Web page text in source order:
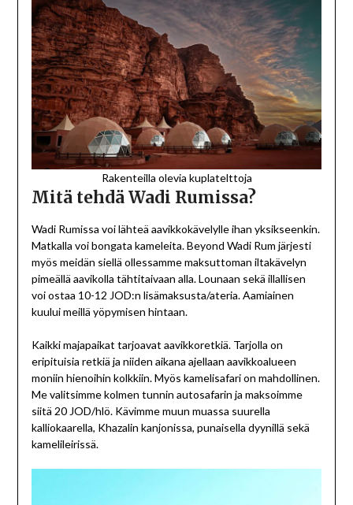
Rakenteilla olevia kuplatelttoja
Mitä tehdä Wadi Rumissa?
Wadi Rumissa voi lähteä aavikkokävelylle ihan yksikseenkin.
Matkalla voi bongata kameleita. Beyond Wadi Rum järjesti
myös meidän siellä ollessamme maksuttoman iltakävelyn
pimeällä aavikolla tähtitaivaan alla. Lounaan sekä illallisen
voi ostaa 10-12 JOD:n lisämaksusta/ateria. Aamiainen
kuului meillä yöpymisen hintaan.
Kaikki majapaikat tarjoavat aavikkoretkiä. Tarjolla on
eripituisia retkiä ja niiden aikana ajellaan aavikkoalueen
moniin hienoihin kolkkiin. Myös kamelisafari on mahdollinen.
Me valitsimme kolmen tunnin autosafarin ja maksoimme
siitä 20 JOD/hlö. Kävimme muun muassa suurella
kalliokaarella, Khazalin kanjonissa, punaisella dyynillä sekä
kamelileirissä.